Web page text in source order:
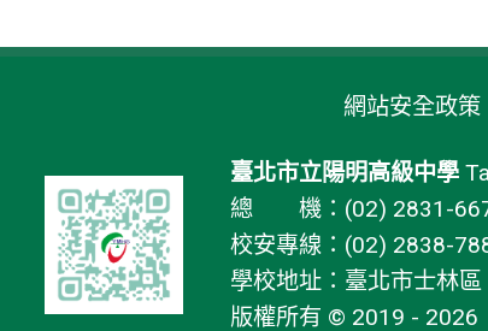
網站安全政策
臺北市立陽明高級中學
總 機：(02) 2831-
校安專線：(02) 2838-
學校地址：臺北市士林
版權所有 © 2019 - 2026